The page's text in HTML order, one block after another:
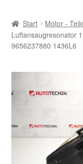
AGB
Datenschutz-
Impressum
Start Motor -
Luftansaugresonator
9656237880 1436L6